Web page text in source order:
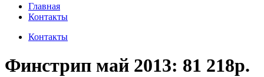
Главная
Контакты
Контакты
Финстрип май 2013: 81 218р.